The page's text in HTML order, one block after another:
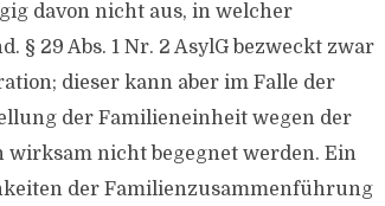
davon nicht aus, in welcher
§ 29 Abs. 1 Nr. 2 AsylG bezweckt zwar
dieser kann aber im Falle der
der Familieneinheit wegen der
wirksam nicht begegnet werden. Ein
der Familienzusammenführung